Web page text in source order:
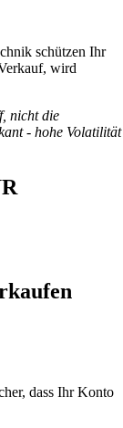
schützen Ihr
wird
nicht die
- hohe Volatilität
dass Ihr Konto